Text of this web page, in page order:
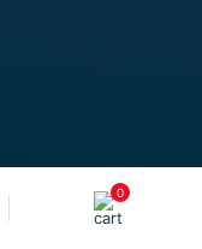
0
drepturile sunt